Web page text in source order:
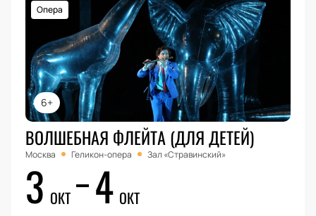
6+
Опера
ВОЛШЕБНАЯ ФЛЕЙТА (ДЛЯ ДЕТЕЙ)
Москва Геликон-опера Зал «Стравинский»
3 ОКТ 4 ОКТ